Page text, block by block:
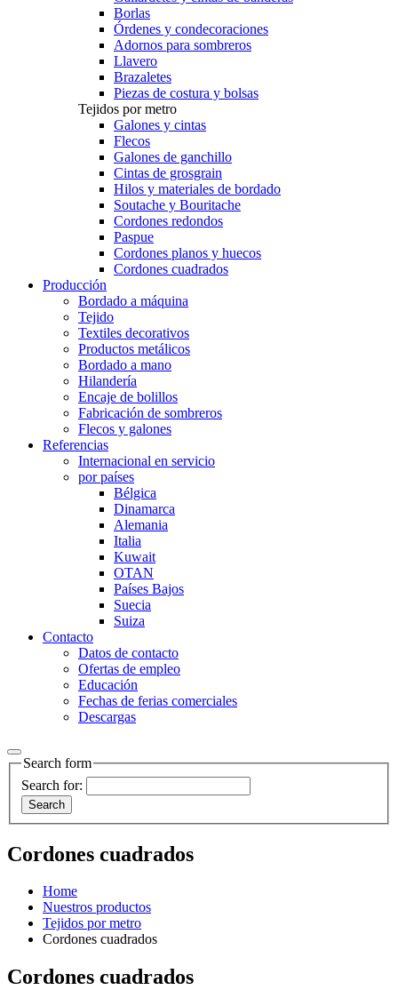
Borlas
Órdenes y condecoraciones
Adornos para sombreros
Llavero
Brazaletes
Piezas de costura y bolsas
Tejidos por metro
Galones y cintas
Flecos
Galones de ganchillo
Cintas de grosgrain
Hilos y materiales de bordado
Soutache y Bouritache
Cordones redondos
Paspue
Cordones planos y huecos
Cordones cuadrados
Producción
Bordado a máquina
Tejido
Textiles decorativos
Productos metálicos
Bordado a mano
Hilandería
Encaje de bolillos
Fabricación de sombreros
Flecos y galones
Referencias
Internacional en servicio
por países
Bélgica
Dinamarca
Alemania
Italia
Kuwait
OTAN
Países Bajos
Suecia
Suiza
Contacto
Datos de contacto
Ofertas de empleo
Educación
Fechas de ferias comerciales
Descargas
Search form
Search for:
Cordones cuadrados
Home
Nuestros productos
Tejidos por metro
Cordones cuadrados
Cordones cuadrados